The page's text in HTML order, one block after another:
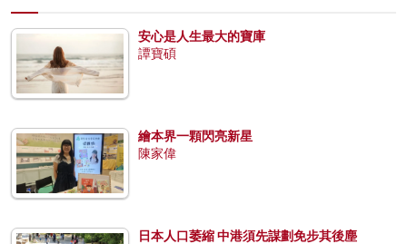
安心是人生最大的寶庫
譚寶碩
繪本界一顆閃亮新星
陳家偉
日本人口萎縮 中港須先謀劃免步其後塵